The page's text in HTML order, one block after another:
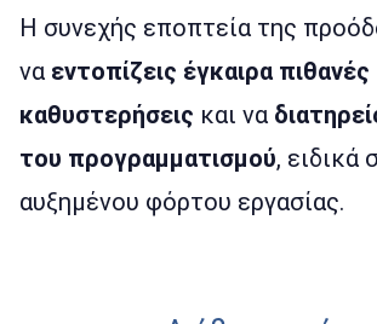
Η συνεχής εποπτεία της
να εντοπίζεις έγκαιρα πιθανές
καθυστερήσεις και να
του προγραμματισμού, ειδικά
αυξημένου φόρτου εργασίας.